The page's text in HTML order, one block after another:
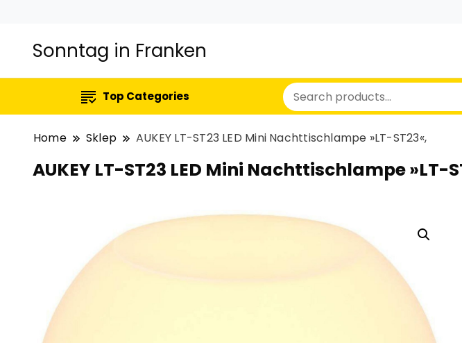
Sonntag in Franken
Top Categories
Home Sklep AUKEY LT-ST23 LED Mini Nachttischlampe »LT-ST23«,
AUKEY LT-ST23 LED Mini Nachttischlampe »LT-